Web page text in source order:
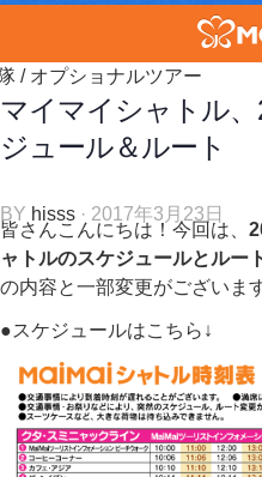
/ オプショナルツアー
マイマイシャトル
ジュール＆ルート
BY hisss · 2017年3月23日
皆さんこんにちは！今回は、
ャトルのスケジュールとルー
の内容と一部変更がございます
●スケジュールはこちら↓